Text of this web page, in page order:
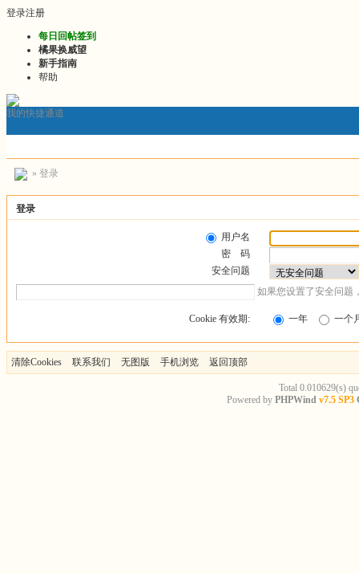
登录注册
每日回帖签到
橘果换威望
新手指南
帮助
我的快捷通道
» 登录
登录
用户名
密 码
安全问题
如果您设置了安全问题
Cookie 有效期: 一年 一
清除Cookies 联系我们 无图版 手机浏览 返回顶部
Total 0.010629(s)
Powered by PHPWind v7.5 SP3